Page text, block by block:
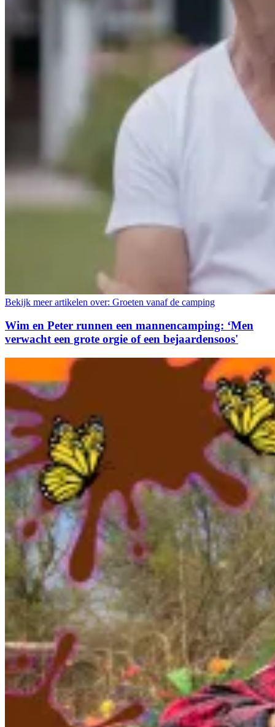
Bekijk meer artikelen over: Groeten vanaf de camping
Wim en Peter runnen een mannencamping: ‘Men
verwacht een grote orgie of een bejaardensoos'